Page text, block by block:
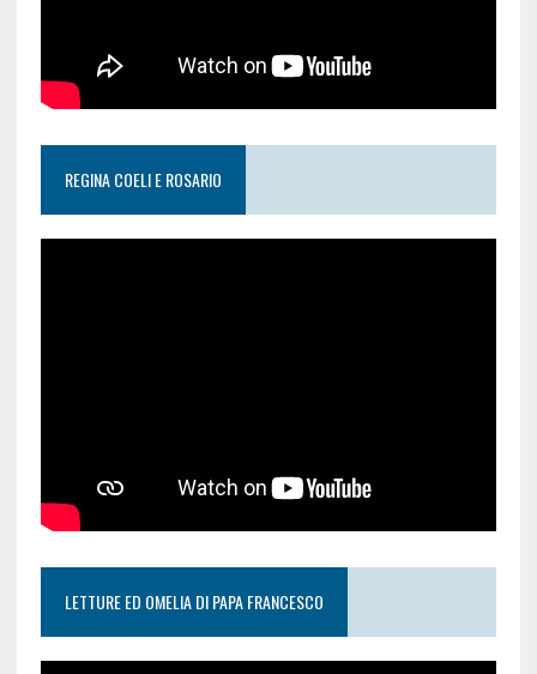
REGINA COELI E ROSARIO
LETTURE ED OMELIA DI PAPA FRANCESCO